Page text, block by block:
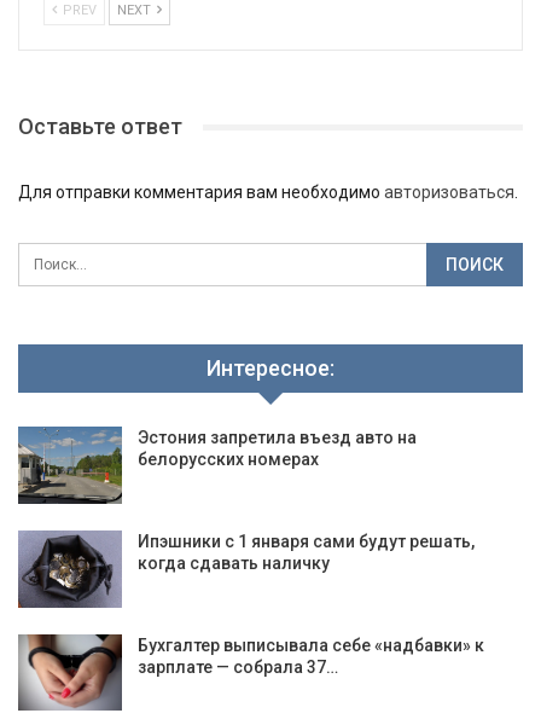
PREV NEXT
Оставьте ответ
Для отправки комментария вам необходимо авторизоваться.
Интересное:
Эстония запретила въезд авто на
белорусских номерах
Ипэшники с 1 января сами будут решать,
когда сдавать наличку
Бухгалтер выписывала себе «надбавки» к
зарплате — собрала 37…